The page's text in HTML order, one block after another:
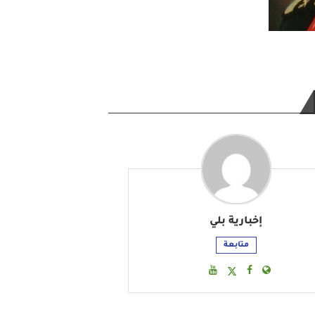
إخبارية بلي
متابعة